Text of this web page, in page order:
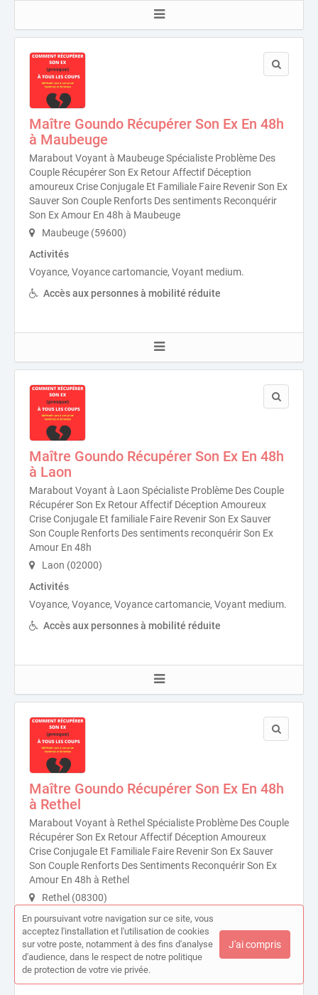
Maître Goundo Récupérer Son Ex En 48h
à Maubeuge
Marabout Voyant à Maubeuge Spécialiste Problème Des
Couple Récupérer Son Ex Retour Affectif Déception
amoureux Crise Conjugale Et Familiale Faire Revenir Son Ex
Sauver Son Couple Renforts Des sentiments Reconquérir
Son Ex Amour En 48h à Maubeuge
Maubeuge (59600)
Activités
Voyance, Voyance cartomancie, Voyant medium.
Accès aux personnes à mobilité réduite
Maître Goundo Récupérer Son Ex En 48h
à Laon
Marabout Voyant à Laon Spécialiste Problème Des Couple
Récupérer Son Ex Retour Affectif Déception Amoureux
Crise Conjugale Et familiale Faire Revenir Son Ex Sauver
Son Couple Renforts Des sentiments reconquérir Son Ex
Amour En 48h
Laon (02000)
Activités
Voyance, Voyance, Voyance cartomancie, Voyant medium.
Accès aux personnes à mobilité réduite
Maître Goundo Récupérer Son Ex En 48h
à Rethel
Marabout Voyant à Rethel Spécialiste Problème Des Couple
Récupérer Son Ex Retour Affectif Déception Amoureux
Crise Conjugale Et Familiale Faire Revenir Son Ex Sauver
Son Couple Renforts Des Sentiments Reconquérir Son Ex
Amour En 48h à Rethel
Rethel (08300)
Activités
Voyance, Voyance, Voyance cartomancie, Voyant medium.
Accès aux personnes à mobilité réduite
En poursuivant votre navigation sur ce site, vous
acceptez l'installation et l'utilisation de cookies
sur votre poste, notamment à des fins d'analyse
d'audience, dans le respect de notre politique
de protection de votre vie privée.
J'ai compris